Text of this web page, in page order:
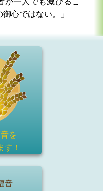
心ではない。」
を
す！
音